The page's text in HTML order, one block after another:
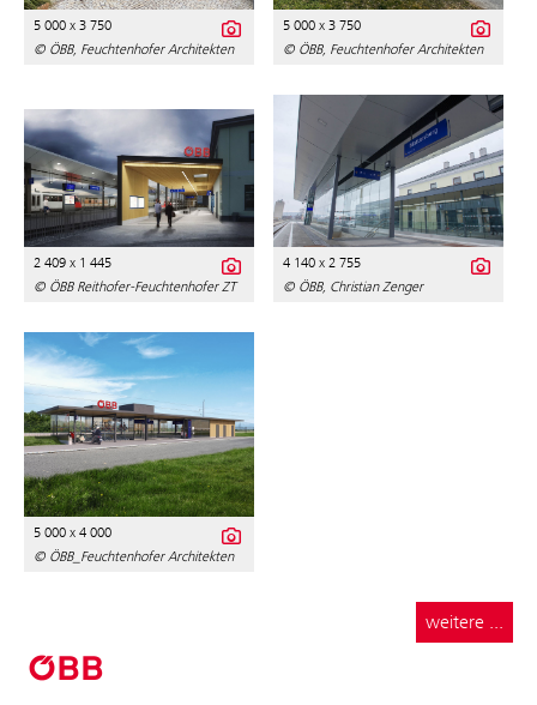
5 000 x 3 750
© ÖBB, Feuchtenhofer Architekten
5 000 x 3 750
© ÖBB, Feuchtenhofer Architekten
2 409 x 1 445
© ÖBB Reithofer-Feuchtenhofer ZT
4 140 x 2 755
© ÖBB, Christian Zenger
5 000 x 4 000
© ÖBB_Feuchtenhofer Architekten
weitere ...